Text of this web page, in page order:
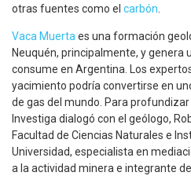
otras fuentes como el carbón
Vaca Muerta es una formación
Neuquén, principalmente, y genera
consume en Argentina. Los
yacimiento podría convertirse en
de gas del mundo. Para
Investiga dialogó con el geólogo,
Facultad de Ciencias Naturales e
Universidad, especialista en
a la actividad minera e integrante